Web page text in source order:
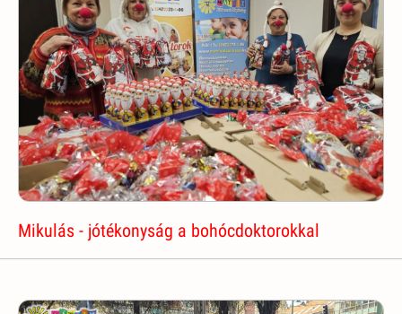
Mikulás - jótékonyság a bohócdoktorokkal